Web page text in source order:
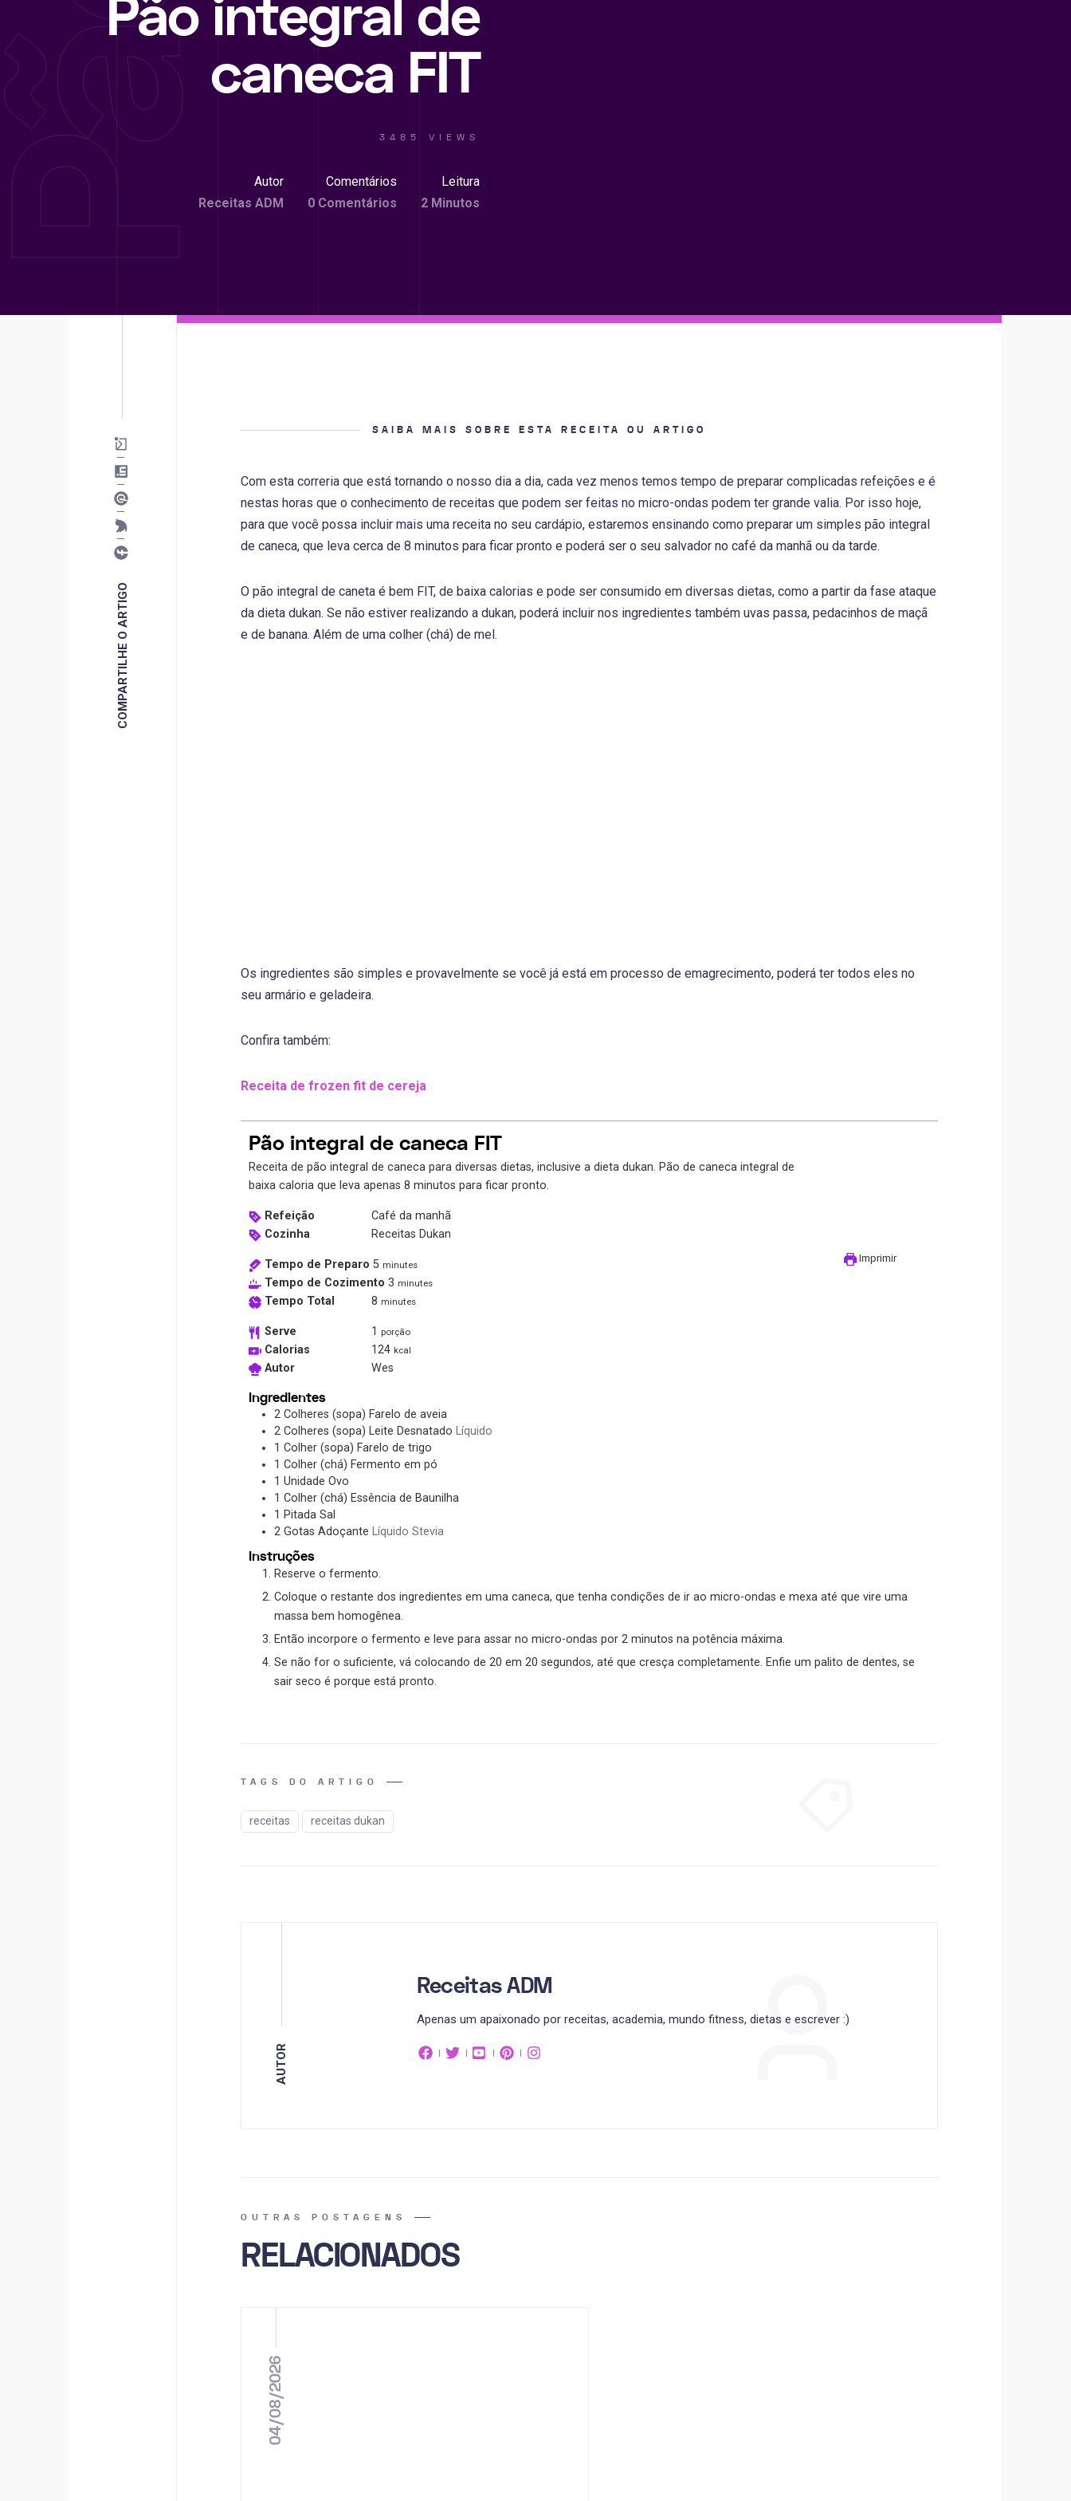
Pão integral de
caneca FIT
3485 VIEWS
Autor
Receitas ADM
Comentários
0 Comentários
Leitura
2 Minutos
COMPARTILHE O ARTIGO
SAIBA MAIS SOBRE ESTA RECEITA OU ARTIGO
Com esta correria que está tornando o nosso dia a dia, cada vez menos temos tempo de preparar complicadas refeições e é
nestas horas que o conhecimento de receitas que podem ser feitas no micro-ondas podem ter grande valia. Por isso hoje,
para que você possa incluir mais uma receita no seu cardápio, estaremos ensinando como preparar um simples pão integral
de caneca, que leva cerca de 8 minutos para ficar pronto e poderá ser o seu salvador no café da manhã ou da tarde.
O pão integral de caneta é bem FIT, de baixa calorias e pode ser consumido em diversas dietas, como a partir da fase ataque
da dieta dukan. Se não estiver realizando a dukan, poderá incluir nos ingredientes também uvas passa, pedacinhos de maçã
e de banana. Além de uma colher (chá) de mel.
Os ingredientes são simples e provavelmente se você já está em processo de emagrecimento, poderá ter todos eles no
seu armário e geladeira.
Confira também:
Receita de frozen fit de cereja
Imprimir
Pão integral de caneca FIT
Receita de pão integral de caneca para diversas dietas, inclusive a dieta dukan. Pão de caneca integral de
baixa caloria que leva apenas 8 minutos para ficar pronto.
Refeição
Café da manhã
Cozinha
Receitas Dukan
Tempo de Preparo 5 minutes
Tempo de Cozimento 3 minutes
Tempo Total 8 minutes
Serve 1 porção
Calorias 124 kcal
Autor Wes
Ingredientes
2 Colheres (sopa) Farelo de aveia
2 Colheres (sopa) Leite Desnatado Líquido
1 Colher (sopa) Farelo de trigo
1 Colher (chá) Fermento em pó
1 Unidade Ovo
1 Colher (chá) Essência de Baunilha
1 Pitada Sal
2 Gotas Adoçante Líquido Stevia
Instruções
Reserve o fermento.
Coloque o restante dos ingredientes em uma caneca, que tenha condições de ir ao micro-ondas e mexa até que vire uma
massa bem homogênea.
Então incorpore o fermento e leve para assar no micro-ondas por 2 minutos na potência máxima.
Se não for o suficiente, vá colocando de 20 em 20 segundos, até que cresça completamente. Enfie um palito de dentes, se
sair seco é porque está pronto.
TAGS DO ARTIGO
receitas receitas dukan
AUTOR
Receitas ADM
Apenas um apaixonado por receitas, academia, mundo fitness, dietas e escrever :)
OUTRAS POSTAGENS
RELACIONADOS
04/08/2026